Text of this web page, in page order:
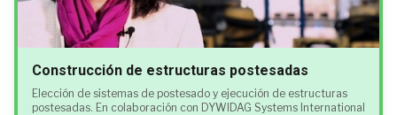
Construcción de estructuras postesadas
Elección de sistemas de postesado y ejecución de estructuras
postesadas. En colaboración con DYWIDAG Systems International